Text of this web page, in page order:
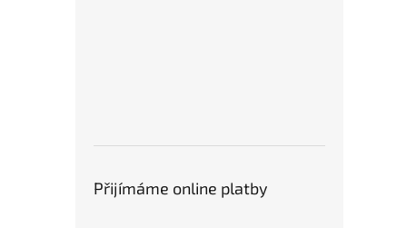
Přijímáme online platby